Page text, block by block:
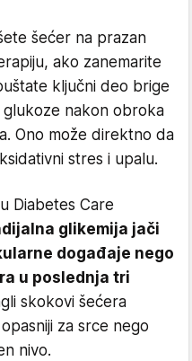
šećer na prazan
ako zanemarite
ključni deo brige
glukoze nakon obroka
Ono može direktno da
stres i upalu.
Diabetes Care
glikemija jači
događaje nego
u poslednja tri
skokovi šećera
za srce nego
nivo.